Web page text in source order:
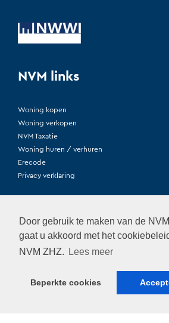
Door gebruik te maken van de
gaat u akkoord met het
NVM ZHZ.
Lees meer
Beperkte cookies
NVM links
Woning kopen
Woning verkopen
NVM Taxatie
Woning huren / verhuren
Erecode
Privacy verklaring
© NVM ZHZ
Design doorFormfest